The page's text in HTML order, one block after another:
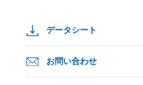
データシート
お問い合わせ